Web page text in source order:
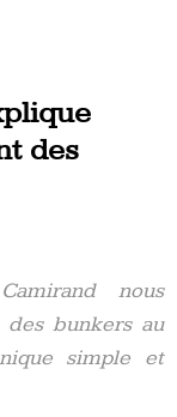
des
nous
bunkers au
simple et